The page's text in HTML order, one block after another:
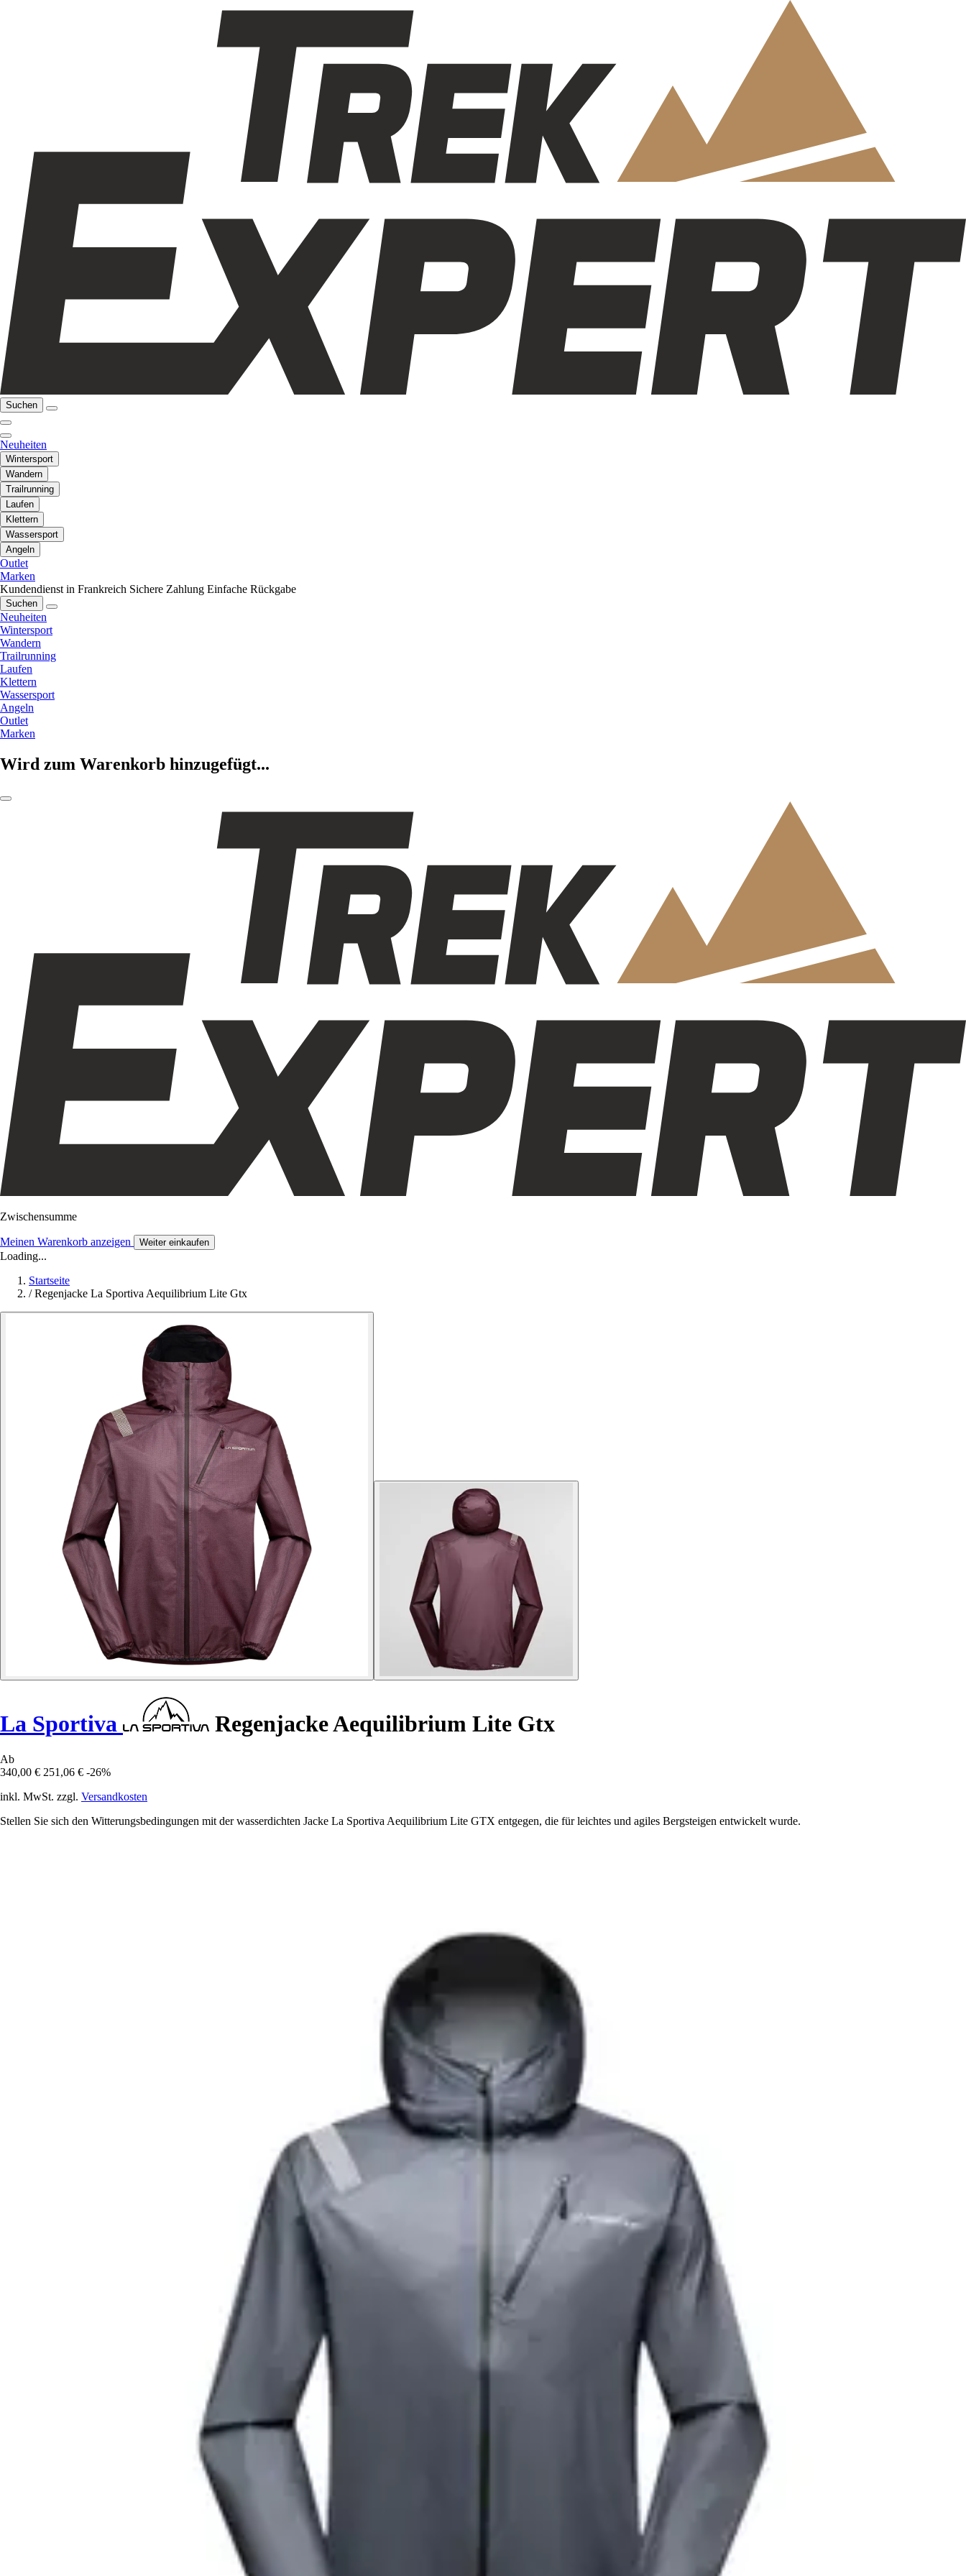
Suchen
Neuheiten
Wintersport
Wandern
Trailrunning
Laufen
Klettern
Wassersport
Angeln
Outlet
Marken
Kundendienst in Frankreich Sichere Zahlung Einfache Rückgabe
Suchen
Neuheiten
Wintersport
Wandern
Trailrunning
Laufen
Klettern
Wassersport
Angeln
Outlet
Marken
Wird zum Warenkorb hinzugefügt...
Zwischensumme
Meinen Warenkorb anzeigen Weiter einkaufen
Loading...
Startseite
/ Regenjacke La Sportiva Aequilibrium Lite Gtx
La Sportiva Regenjacke Aequilibrium Lite Gtx
Ab
340,00 € 251,06 € -26%
inkl. MwSt. zzgl. Versandkosten
Stellen Sie sich den Witterungsbedingungen mit der wasserdichten Jacke La Sportiva Aequilibrium Lite GTX entgegen, die für leichtes und agiles Bergsteigen entwickelt wurde.